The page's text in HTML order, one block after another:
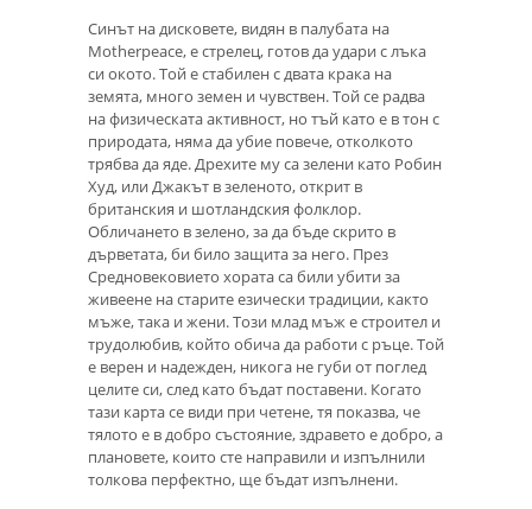
Синът на дисковете, видян в палубата на
Motherpeace, е стрелец, готов да удари с лъка
си окото. Той е стабилен с двата крака на
земята, много земен и чувствен. Той се радва
на физическата активност, но тъй като е в тон с
природата, няма да убие повече, отколкото
трябва да яде. Дрехите му са зелени като Робин
Худ, или Джакът в зеленото, открит в
британския и шотландския фолклор.
Обличането в зелено, за да бъде скрито в
дърветата, би било защита за него. През
Средновековието хората са били убити за
живеене на старите езически традиции, както
мъже, така и жени. Този млад мъж е строител и
трудолюбив, който обича да работи с ръце. Той
е верен и надежден, никога не губи от поглед
целите си, след като бъдат поставени. Когато
тази карта се види при четене, тя показва, че
тялото е в добро състояние, здравето е добро, а
плановете, които сте направили и изпълнили
толкова перфектно, ще бъдат изпълнени.